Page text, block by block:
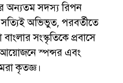
অন্যতম সদস্য রিপন
অভিভুত, পরবর্তীতে
সংস্কৃতিকে প্রবাসে
স্পন্সর এবং
কৃতজ্ঞ।